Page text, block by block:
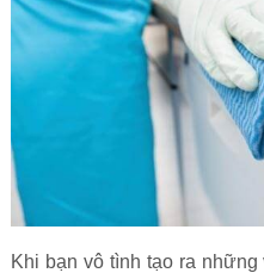
Khi bạn vô tình tạo ra